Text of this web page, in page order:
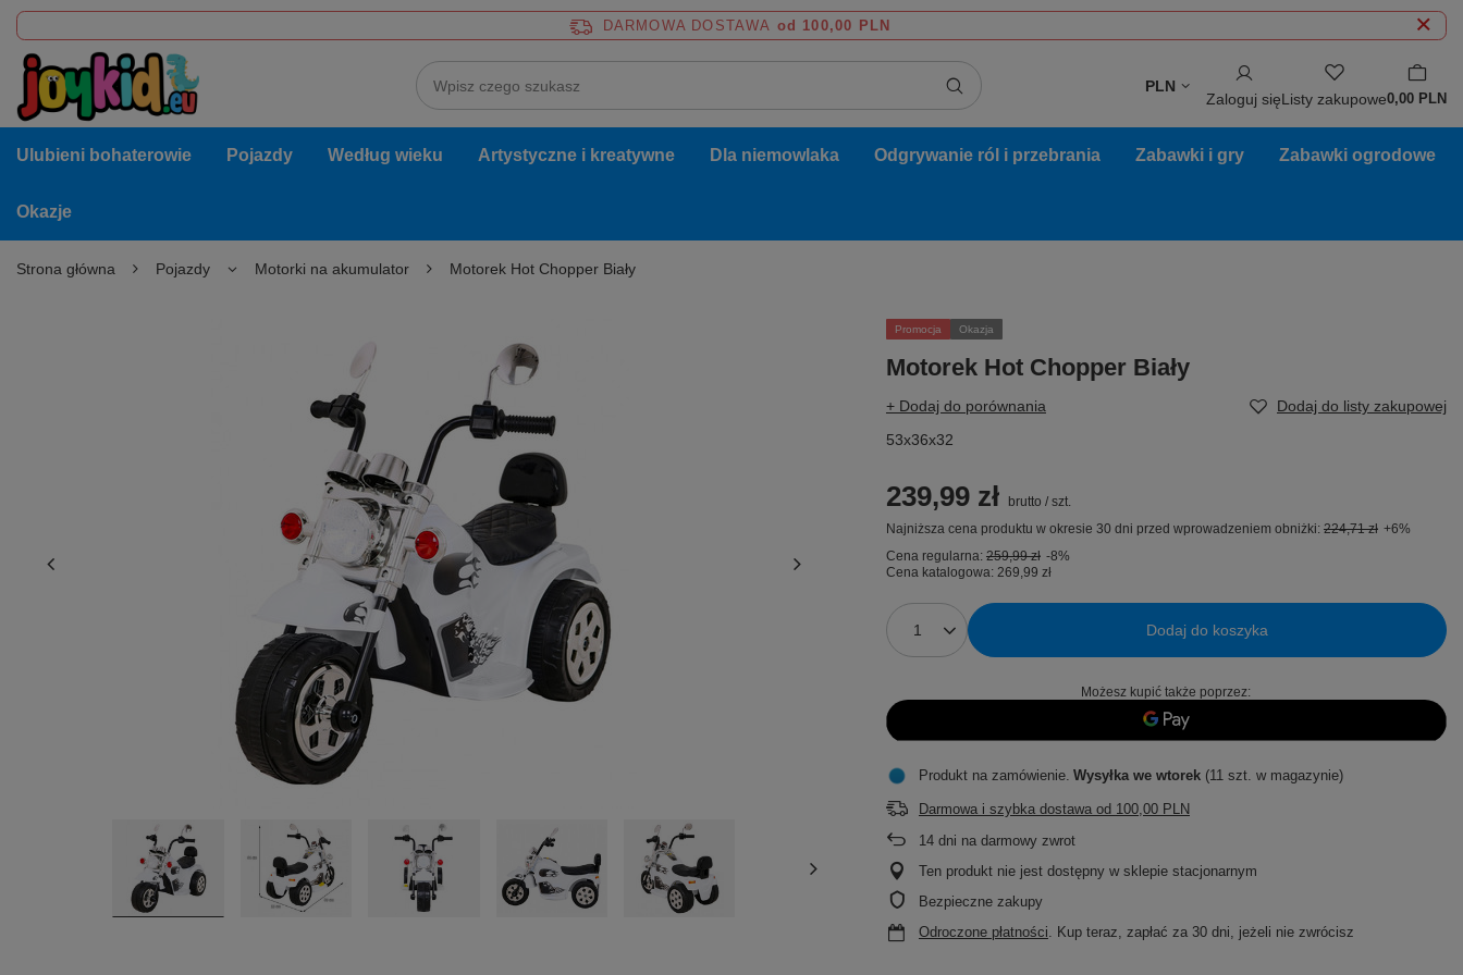
DARMOWA DOSTAWA od 100,00 PLN
PLN
Zaloguj sięListy zakupowe0,00 PLN
Ulubieni bohaterowie Pojazdy Według wieku Artystyczne i kreatywne Dla niemowlaka Odgrywanie ról i przebrania Zabawki i gry Zabawki ogrodowe
Okazje
Strona główna Pojazdy Motorki na akumulator Motorek Hot Chopper Biały
Promocja Okazja
Motorek Hot Chopper Biały
+ Dodaj do porównania
Dodaj do listy zakupowej
53x36x32
239,99 zł brutto / szt.
Najniższa cena produktu w okresie 30 dni przed wprowadzeniem obniżki: 224,71 zł +6%
Cena regularna: 259,99 zł -8%
Cena katalogowa: 269,99 zł
Dodaj do koszyka
Możesz kupić także poprzez:
Produkt na zamówienie Wysyłka we wtorek(11 szt. w magazynie)
Darmowa i szybka dostawaod 100,00 PLN
14dni na darmowy zwrot
Ten produkt nie jest dostępny w sklepie stacjonarnym
Bezpieczne zakupy
Odroczone płatności. Kup teraz, zapłać za 30 dni, jeżeli nie zwrócisz